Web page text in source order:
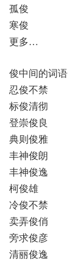
孤俊
寒俊
更多…
俊中间的词语
忍俊不禁
标俊清彻
登崇俊良
典则俊雅
丰神俊朗
丰神俊逸
柯俊雄
冷俊不禁
卖弄俊俏
旁求俊彦
清丽俊逸